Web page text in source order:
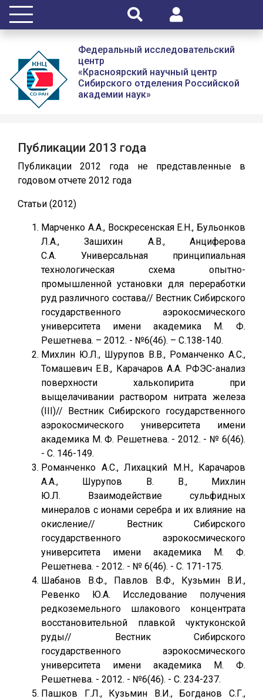
Федеральный исследовательский
центр
«Красноярский научный центр
Сибирского отделения Российской
академии наук»
Публикации 2013 года
Публикации 2012 года не представленные в
годовом отчете 2012 года
Статьи (2012)
Марченко А.А., Воскресенская Е.Н., Бульонков
Л.А., Зашихин А.В., Анциферова
С.А. Универсальная принципиальная
технологическая схема опытно-
промышленной установки для переработки
руд различного состава// Вестник Сибирского
государственного аэрокосмического
университета имени академика М. Ф.
Решетнева. – 2012. - №6(46). – С.138-140.
Михлин Ю.Л., Шурупов В.В., Романченко А.С.,
Томашевич Е.В., Карачаров А.А. РФЭС-анализ
поверхности халькопирита при
выщелачивании раствором нитрата железа
(III)// Вестник Сибирского государственного
аэрокосмического университета имени
академика М. Ф. Решетнева. - 2012. - № 6(46).
- С. 146-149.
Романченко А.С., Лихацкий М.Н., Карачаров
А.А., Шурупов В. В., Михлин
Ю.Л. Взаимодействие сульфидных
минералов с ионами серебра и их влияние на
окисление// Вестник Сибирского
государственного аэрокосмического
университета имени академика М. Ф.
Решетнева. - 2012. - № 6(46). - С. 171-175.
Шабанов В.Ф., Павлов В.Ф., Кузьмин В.И.,
Ревенко Ю.А. Исследование получения
редкоземельного шлакового концентрата
восстановительной плавкой чуктуконской
руды// Вестник Сибирского
государственного аэрокосмического
университета имени академика М. Ф.
Решетнева. - 2012. - №6(46). - С. 234-237.
Пашков Г.Л., Кузьмин В.И., Богданов С.Г.,